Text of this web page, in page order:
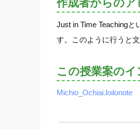
作成者からのア
Just in Time Teaching
す。このように行うと
この授業案の
Michio_Ochiai.loilonote